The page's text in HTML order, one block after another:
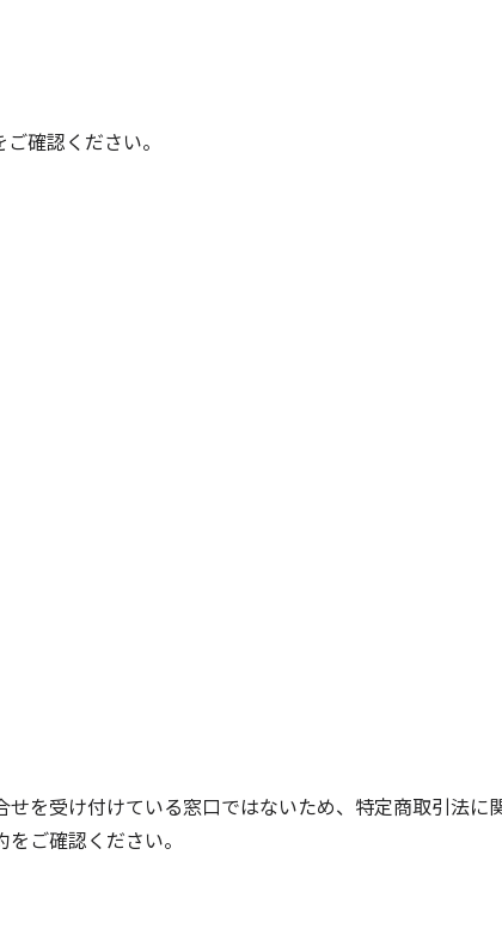
確認ください。
を受け付けている窓口ではないため、特定商取引法に
ご確認ください。